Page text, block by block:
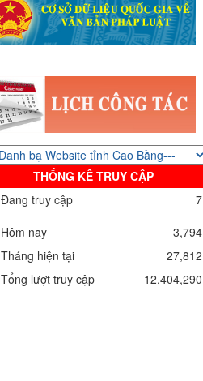
THỐNG KÊ TRUY CẬP
Đang truy cập
7
Hôm nay
3,794
Tháng hiện tại
27,812
Tổng lượt truy cập
12,404,290